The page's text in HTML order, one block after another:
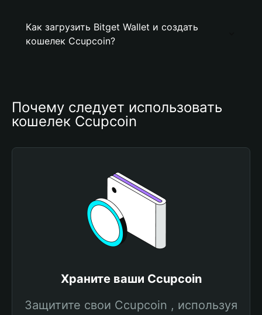
Как загрузить Bitget Wallet и создать
кошелек Ccupcoin?
Почему следует использовать
кошелек Ccupcoin
Храните ваши Ccupcoin
Защитите свои Ccupcoin , используя